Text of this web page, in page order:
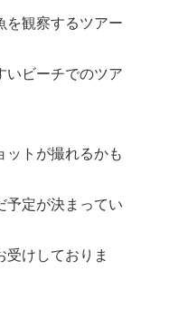
を観察するツアー
いビーチでのツア
ットが撮れるかも
予定が決まってい
受けしておりま